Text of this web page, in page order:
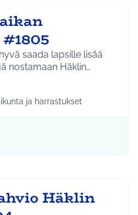
saada lapsille lisää
nostamaan Häklin…
Etelä-Tuusulan kylät
tulokset teeman mukaan:
ja harrastukset
Häklin